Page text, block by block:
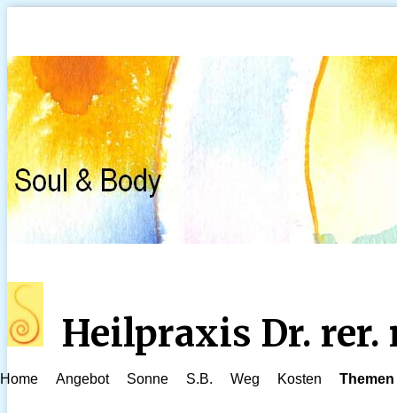
Heilpraxis Dr. rer.
Home Angebot Sonne S.B. Weg Kosten Themen